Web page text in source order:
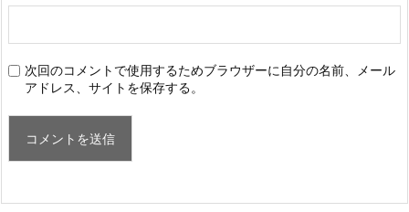
次回のコメントで使用するためブラウザーに自分の名前、メール
アドレス、サイトを保存する。